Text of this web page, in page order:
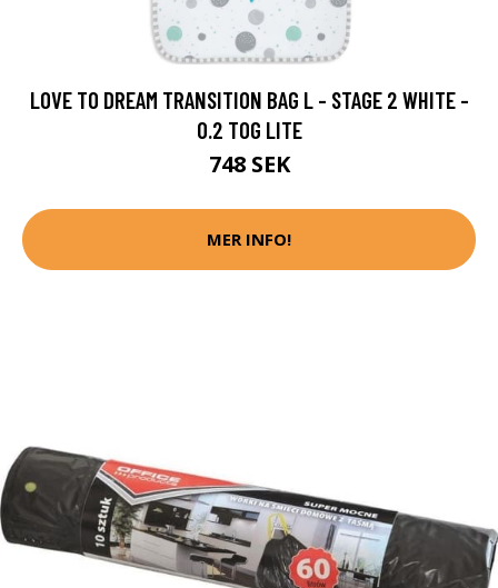
LOVE TO DREAM TRANSITION BAG L - STAGE 2 WHITE -
0.2 TOG LITE
748 SEK
MER INFO!